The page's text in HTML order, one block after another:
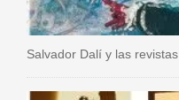
Salvador Dalí y las revistas